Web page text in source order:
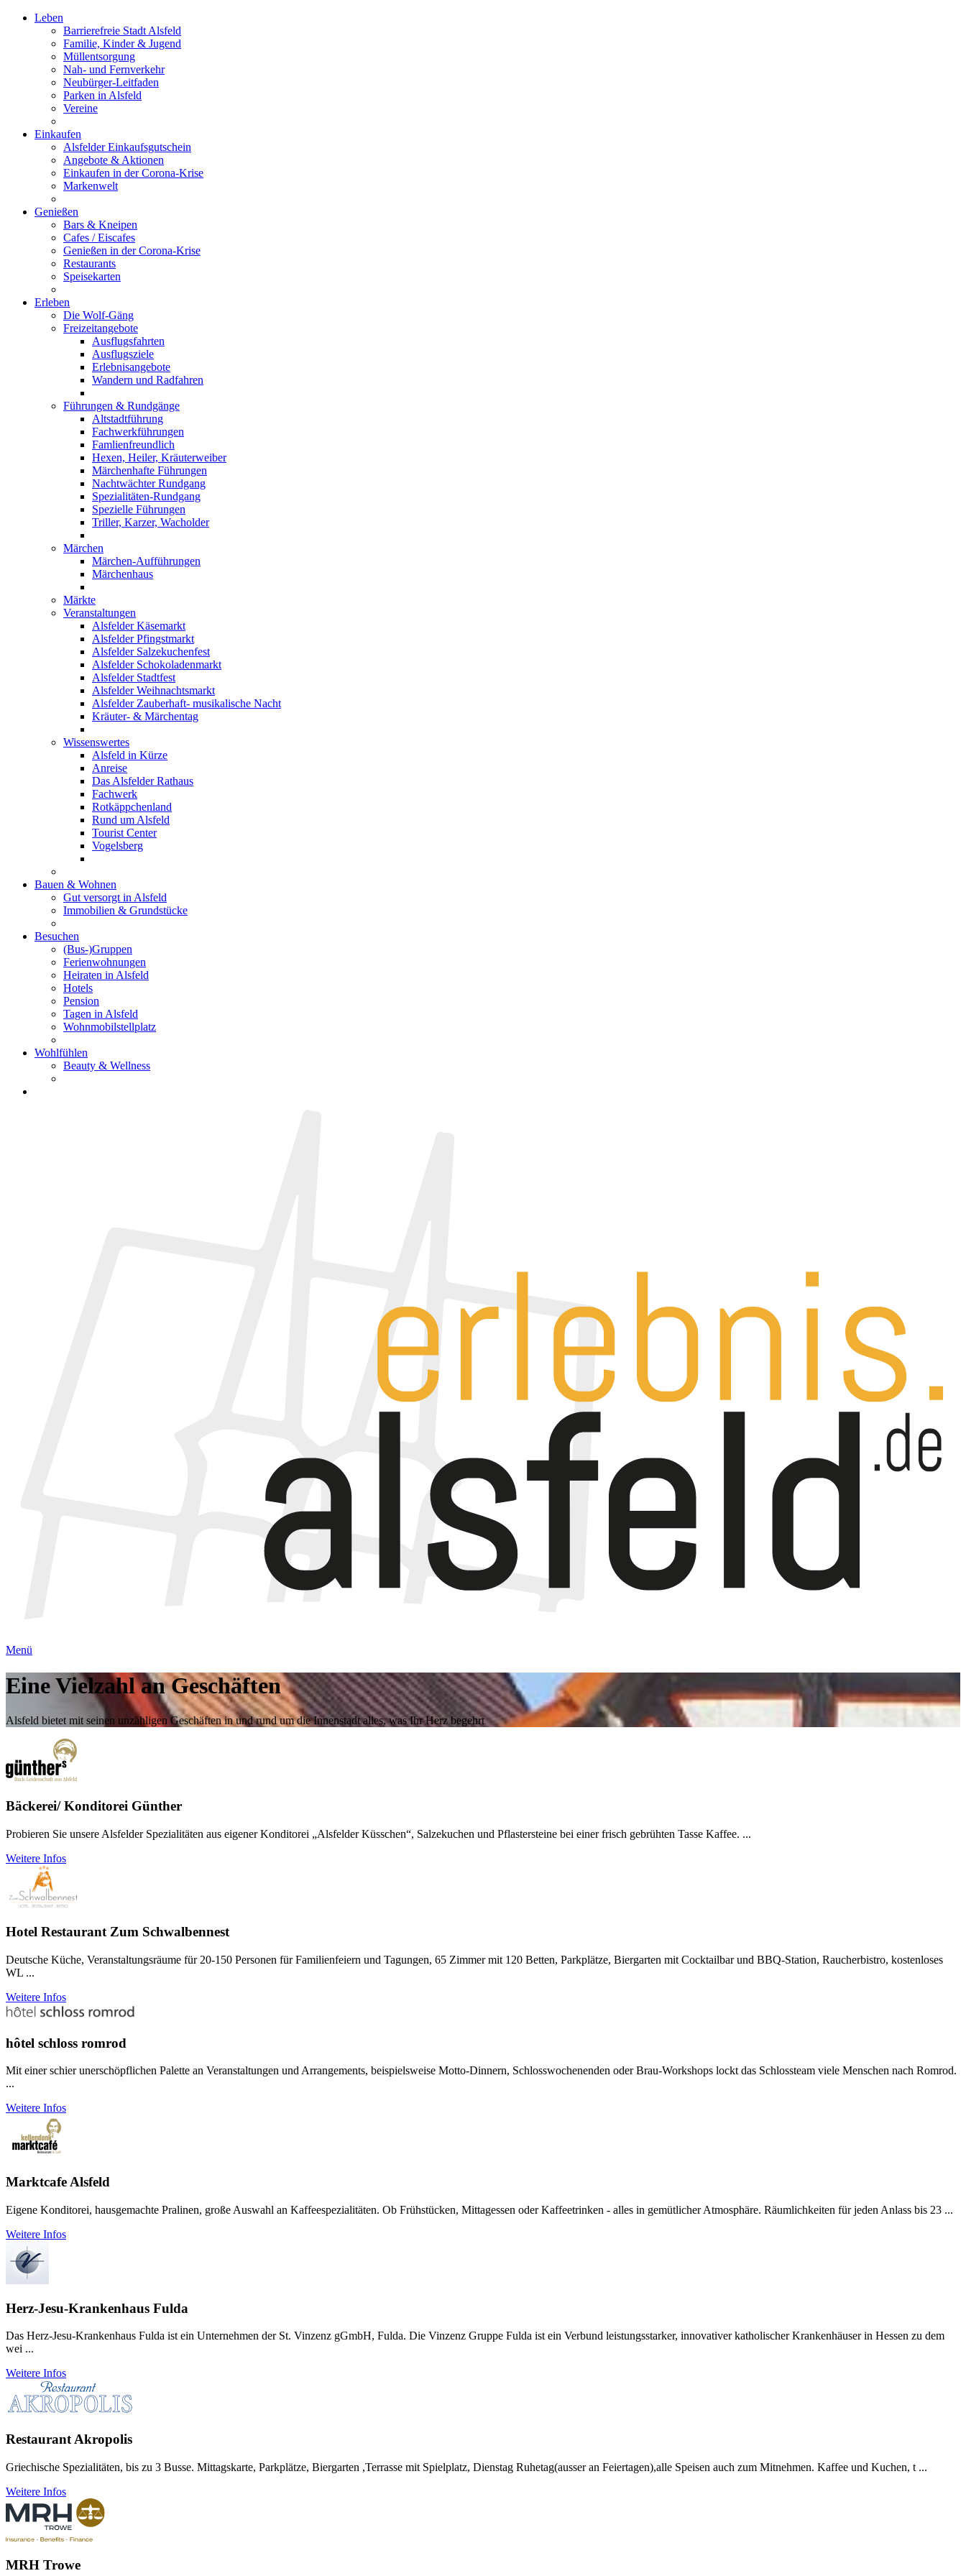
Leben
Barrierefreie Stadt Alsfeld
Familie, Kinder & Jugend
Müllentsorgung
Nah- und Fernverkehr
Neubürger-Leitfaden
Parken in Alsfeld
Vereine
Einkaufen
Alsfelder Einkaufsgutschein
Angebote & Aktionen
Einkaufen in der Corona-Krise
Markenwelt
Genießen
Bars & Kneipen
Cafes / Eiscafes
Genießen in der Corona-Krise
Restaurants
Speisekarten
Erleben
Die Wolf-Gäng
Freizeitangebote
Ausflugsfahrten
Ausflugsziele
Erlebnisangebote
Wandern und Radfahren
Führungen & Rundgänge
Altstadtführung
Fachwerkführungen
Famlienfreundlich
Hexen, Heiler, Kräuterweiber
Märchenhafte Führungen
Nachtwächter Rundgang
Spezialitäten-Rundgang
Spezielle Führungen
Triller, Karzer, Wacholder
Märchen
Märchen-Aufführungen
Märchenhaus
Märkte
Veranstaltungen
Alsfelder Käsemarkt
Alsfelder Pfingstmarkt
Alsfelder Salzekuchenfest
Alsfelder Schokoladenmarkt
Alsfelder Stadtfest
Alsfelder Weihnachtsmarkt
Alsfelder Zauberhaft- musikalische Nacht
Kräuter- & Märchentag
Wissenswertes
Alsfeld in Kürze
Anreise
Das Alsfelder Rathaus
Fachwerk
Rotkäppchenland
Rund um Alsfeld
Tourist Center
Vogelsberg
Bauen & Wohnen
Gut versorgt in Alsfeld
Immobilien & Grundstücke
Besuchen
(Bus-)Gruppen
Ferienwohnungen
Heiraten in Alsfeld
Hotels
Pension
Tagen in Alsfeld
Wohnmobilstellplatz
Wohlfühlen
Beauty & Wellness
Menü
Eine Vielzahl an Geschäften
Alsfeld bietet mit seinen unzähligen Geschäften in und rund um die Innenstadt alles, was Ihr Herz begehrt
Bäckerei/ Konditorei Günther
Probieren Sie unsere Alsfelder Spezialitäten aus eigener Konditorei „Alsfelder Küsschen“, Salzekuchen und Pflastersteine bei einer frisch gebrühten Tasse Kaffee. ...
Weitere Infos
Hotel Restaurant Zum Schwalbennest
Deutsche Küche, Veranstaltungsräume für 20-150 Personen für Familienfeiern und Tagungen, 65 Zimmer mit 120 Betten, Parkplätze, Biergarten mit Cocktailbar und BBQ-Station, Raucherbistro, kostenloses
WL ...
Weitere Infos
hôtel schloss romrod
Mit einer schier unerschöpflichen Palette an Veranstaltungen und Arrangements, beispielsweise Motto-Dinnern, Schlosswochenenden oder Brau-Workshops lockt das Schlossteam viele Menschen nach Romrod.
...
Weitere Infos
Marktcafe Alsfeld
Eigene Konditorei, hausgemachte Pralinen, große Auswahl an Kaffeespezialitäten. Ob Frühstücken, Mittagessen oder Kaffeetrinken - alles in gemütlicher Atmosphäre. Räumlichkeiten für jeden Anlass bis 23 ...
Weitere Infos
Herz-Jesu-Krankenhaus Fulda
Das Herz-Jesu-Krankenhaus Fulda ist ein Unternehmen der St. Vinzenz gGmbH, Fulda. Die Vinzenz Gruppe Fulda ist ein Verbund leistungsstarker, innovativer katholischer Krankenhäuser in Hessen zu dem
wei ...
Weitere Infos
Restaurant Akropolis
Griechische Spezialitäten, bis zu 3 Busse. Mittagskarte, Parkplätze, Biergarten ,Terrasse mit Spielplatz, Dienstag Ruhetag(ausser an Feiertagen),alle Speisen auch zum Mitnehmen. Kaffee und Kuchen, t ...
Weitere Infos
MRH Trowe